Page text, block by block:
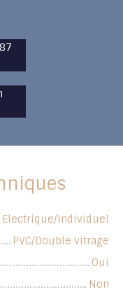
Electrique/Individuel
PVC/Double vitrage
Oui
Non